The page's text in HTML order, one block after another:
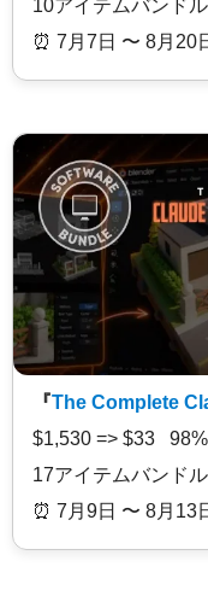
10アイテムバンドル
⏰️ 7月7日 〜 8月20
『The Complete
$1,530 => $33
17アイテムバンドル
⏰️ 7月9日 〜 8月13